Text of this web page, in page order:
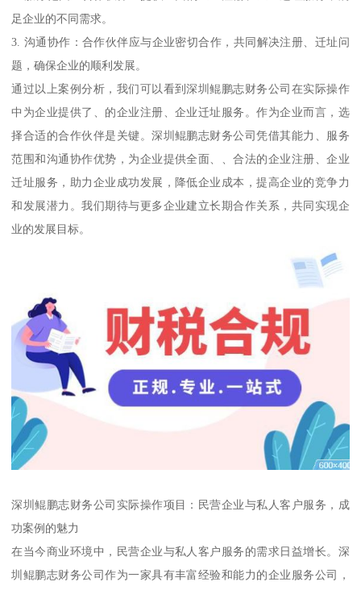
足企业的不同需求。
3. 沟通协作：合作伙伴应与企业密切合作，共同解决注册、迁址问
题，确保企业的顺利发展。
通过以上案例分析，我们可以看到深圳鲲鹏志财务公司在实际操作
中为企业提供了、的企业注册、企业迁址服务。作为企业而言，选
择合适的合作伙伴是关键。深圳鲲鹏志财务公司凭借其能力、服务
范围和沟通协作优势，为企业提供全面、、合法的企业注册、企业
迁址服务，助力企业成功发展，降低企业成本，提高企业的竞争力
和发展潜力。我们期待与更多企业建立长期合作关系，共同实现企
业的发展目标。
深圳鲲鹏志财务公司实际操作项目：民营企业与私人客户服务，成
功案例的魅力
在当今商业环境中，民营企业与私人客户服务的需求日益增长。深
圳鲲鹏志财务公司作为一家具有丰富经验和能力的企业服务公司，